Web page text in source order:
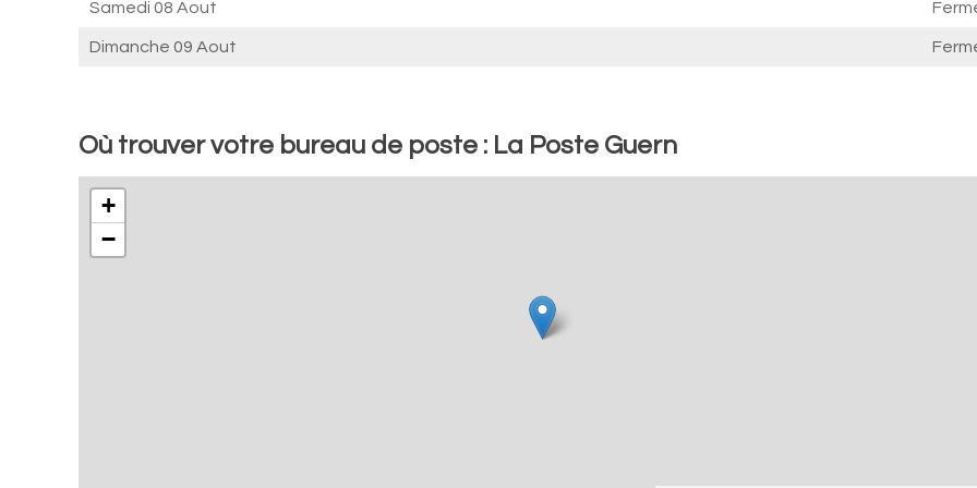
Samedi 08 Aout
Dimanche 09 Aout
Où trouver votre bureau de poste : La Poste Guern
+
−